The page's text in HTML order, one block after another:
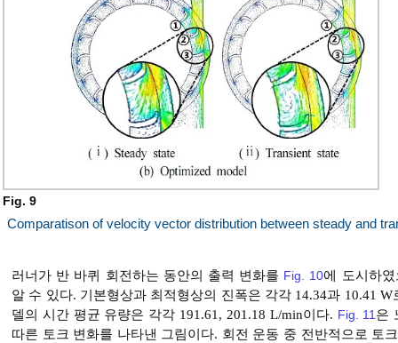
Fig. 9
Comparatison of velocity vector distribution between steady and
러너가 반 바퀴 회전하는 동안의 출력 변화를 Fig. 10에 도시하
알 수 있다. 기본형상과 최적형상의 진폭은 각각 14.34과 10.41
델의 시간 평균 유량은 각각 191.61, 201.18 L/min이다. Fig. 11은
따른 토크 변화를 나타낸 그림이다. 회전 운동 중 전반적으로 토